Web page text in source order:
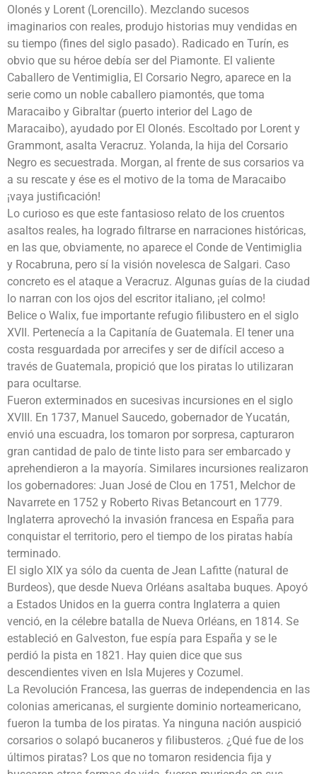
Olonés y Lorent (Lorencillo). Mezclando sucesos
imaginarios con reales, produjo historias muy vendidas en
su tiempo (fines del siglo pasado). Radicado en Turín, es
obvio que su héroe debía ser del Piamonte. El valiente
Caballero de Ventimiglia, El Corsario Negro, aparece en la
serie como un noble caballero piamontés, que toma
Maracaibo y Gibraltar (puerto interior del Lago de
Maracaibo), ayudado por El Olonés. Escoltado por Lorent y
Grammont, asalta Veracruz. Yolanda, la hija del Corsario
Negro es secuestrada. Morgan, al frente de sus corsarios va
a su rescate y ése es el motivo de la toma de Maracaibo
¡vaya justificación!
Lo curioso es que este fantasioso relato de los cruentos
asaltos reales, ha logrado filtrarse en narraciones históricas,
en las que, obviamente, no aparece el Conde de Ventimiglia
y Rocabruna, pero sí la visión novelesca de Salgari. Caso
concreto es el ataque a Veracruz. Algunas guías de la ciudad
lo narran con los ojos del escritor italiano, ¡el colmo!
Belice o Walix, fue importante refugio filibustero en el siglo
XVII. Pertenecía a la Capitanía de Guatemala. El tener una
costa resguardada por arrecifes y ser de difícil acceso a
través de Guatemala, propició que los piratas lo utilizaran
para ocultarse.
Fueron exterminados en sucesivas incursiones en el siglo
XVIII. En 1737, Manuel Saucedo, gobernador de Yucatán,
envió una escuadra, los tomaron por sorpresa, capturaron
gran cantidad de palo de tinte listo para ser embarcado y
aprehendieron a la mayoría. Similares incursiones realizaron
los gobernadores: Juan José de Clou en 1751, Melchor de
Navarrete en 1752 y Roberto Rivas Betancourt en 1779.
Inglaterra aprovechó la invasión francesa en España para
conquistar el territorio, pero el tiempo de los piratas había
terminado.
El siglo XIX ya sólo da cuenta de Jean Lafitte (natural de
Burdeos), que desde Nueva Orléans asaltaba buques. Apoyó
a Estados Unidos en la guerra contra Inglaterra a quien
venció, en la célebre batalla de Nueva Orléans, en 1814. Se
estableció en Galveston, fue espía para España y se le
perdió la pista en 1821. Hay quien dice que sus
descendientes viven en Isla Mujeres y Cozumel.
La Revolución Francesa, las guerras de independencia en las
colonias americanas, el surgiente dominio norteamericano,
fueron la tumba de los piratas. Ya ninguna nación auspició
corsarios o solapó bucaneros y filibusteros. ¿Qué fue de los
últimos piratas? Los que no tomaron residencia fija y